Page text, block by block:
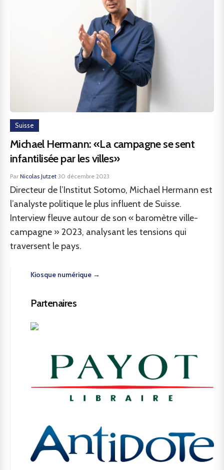
Suisse
Michael Hermann: «La campagne se sent
infantilisée par les villes»
Par Nicolas Jutzet·30 décembre 2023
Directeur de l’Institut Sotomo, Michael Hermann est
l’analyste politique le plus influent de Suisse.
Interview fleuve autour de son « baromètre ville-
campagne » 2023, analysant les tensions qui
traversent le pays.
Kiosque numérique →
Partenaires